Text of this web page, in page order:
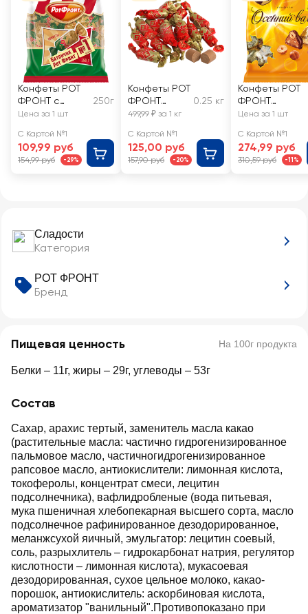
Сладости
Категория
РОТ ФРОНТ
Бренд
Пищевая ценность На 100г продукта
Белки – 11г, жиры – 29г, углеводы – 53г
Состав
Сахар, арахис тертый, заменитель масла какао
(растительные масла: частично гидрогенизированное
пальмовое масло, частичногидрогенизированное
рапсовое масло, антиокислители: лимонная кислота,
токоферолы, концентрат смеси, лецитин
подсолнечника), вафлидробленые (вода питьевая,
мука пшеничная хлебопекарная высшего сорта, масло
подсолнечное рафинированное дезодорированное,
меланжсухой яичный, эмульгатор: лецитин соевый,
соль, разрыхлитель – гидрокарбонат натрия, регулятор
кислотности – лимонная кислота), мукасоевая
дезодорированная, сухое цельное молоко, какао-
порошок, антиокислитель: аскорбиновая кислота,
ароматизатор "ванильный".Противопоказано при
Конфеты РОТ
ФРОНТ с
орехом
250г
Цена за 1 шт
С Картой №1
109,99 руб
154,99 руб -29%
Конфеты РОТ
ФРОНТ
Батончики,
0.25 кг
499,99 ₽ за 1 кг
С Картой №1
125,00 руб
157,90 руб -20%
Конфеты РОТ
ФРОНТ
Осенний вальс
Цена за 1 шт
С Картой №1
274,99 руб
310,59 руб -11%